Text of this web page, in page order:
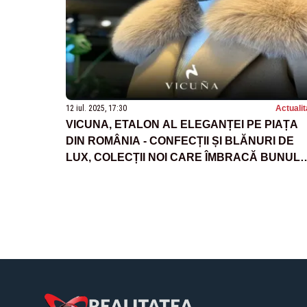
12 iul. 2025, 17:30
VICUNA, ETALON AL ELEGANȚEI PE PIAȚA
DIN ROMÂNIA - CONFECȚII ȘI BLĂNURI DE
LUX, COLECȚII NOI CARE ÎMBRACĂ BUNUL